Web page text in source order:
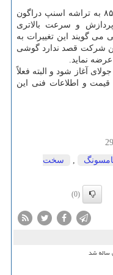
در این گوشی از تراشه اسنپ دراگون ۸۵۵ به تراشه اسنپ دراگون
پردازش و سرعت بالاتری
می گویند این تغییرات به
شرکت قصد ندارد گوشی
نماید.
این گوشی از ۲۲ جولای آغاز شود و البته فعلاً
قیمت و اطلاعات فنی این
سخت
(0)